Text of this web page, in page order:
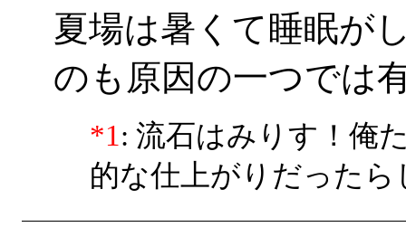
夏場は暑くて睡眠が
のも原因の一つでは
*1: 流石はみりす！俺
的な仕上がりだったら